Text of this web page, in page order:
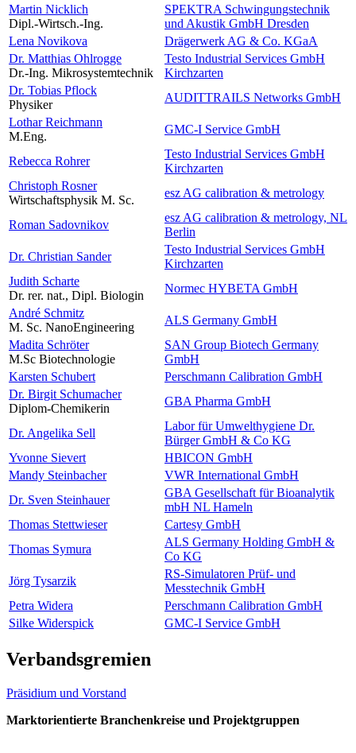
Martin Nicklich
Dipl.-Wirtsch.-Ing.
SPEKTRA Schwingungstechnik
und Akustik GmbH Dresden
Lena Novikova
Drägerwerk AG & Co. KGaA
Dr. Matthias Ohlrogge
Dr.-Ing. Mikrosystemtechnik
Testo Industrial Services GmbH
Kirchzarten
Dr. Tobias Pflock
Physiker
AUDITTRAILS Networks GmbH
Lothar Reichmann
M.Eng.
GMC-I Service GmbH
Rebecca Rohrer
Testo Industrial Services GmbH
Kirchzarten
Christoph Rosner
Wirtschaftsphysik M. Sc.
esz AG calibration & metrology
Roman Sadovnikov
esz AG calibration & metrology, NL
Berlin
Dr. Christian Sander
Testo Industrial Services GmbH
Kirchzarten
Judith Scharte
Dr. rer. nat., Dipl. Biologin
Normec HYBETA GmbH
André Schmitz
M. Sc. NanoEngineering
ALS Germany GmbH
Madita Schröter
M.Sc Biotechnologie
SAN Group Biotech Germany
GmbH
Karsten Schubert
Perschmann Calibration GmbH
Dr. Birgit Schumacher
Diplom-Chemikerin
GBA Pharma GmbH
Dr. Angelika Sell
Labor für Umwelthygiene Dr.
Bürger GmbH & Co KG
Yvonne Sievert
HBICON GmbH
Mandy Steinbacher
VWR International GmbH
Dr. Sven Steinhauer
GBA Gesellschaft für Bioanalytik
mbH NL Hameln
Thomas Stettwieser
Cartesy GmbH
Thomas Symura
ALS Germany Holding GmbH &
Co KG
Jörg Tysarzik
RS-Simulatoren Prüf- und
Messtechnik GmbH
Petra Widera
Perschmann Calibration GmbH
Silke Widerspick
GMC-I Service GmbH
Verbandsgremien
Präsidium und Vorstand
Marktorientierte Branchenkreise und Projektgruppen